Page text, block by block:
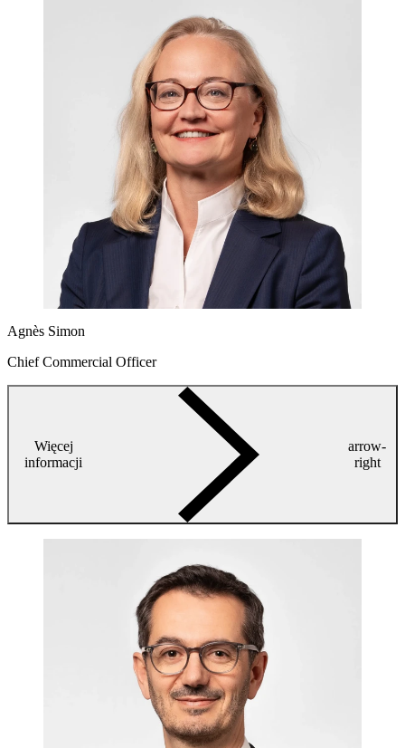
Agnès Simon
Chief Commercial Officer
Więcej
informacji
arrow-
right